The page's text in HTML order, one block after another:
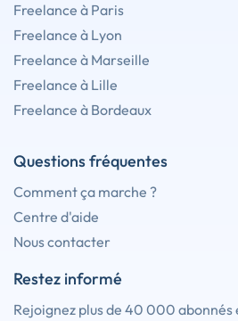
Freelance à Paris
Freelance à Lyon
Freelance à Marseille
Freelance à Lille
Freelance à Bordeaux
Questions fréquentes
Comment ça marche ?
Centre d'aide
Nous contacter
Restez informé
Rejoignez plus de 40 000 abonnés